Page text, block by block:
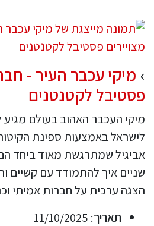
מיקי עכבר העיר -
פסטיבל לקטנטנים
מיקי העכבר האהוב בעולם מגיע
לישראל באמצעות ספינת
אביגיל שמתרגשת מאוד ביחד
שניים איך להתמודד עם קשיים
הצגה ערכית על חברות אמיתי
תאריך: 11/10/2025